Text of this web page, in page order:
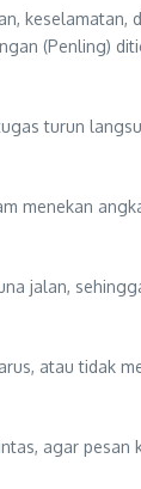
keselamatan,
(Penling)
turun
menekan
jalan,
atau tidak
agar pesan